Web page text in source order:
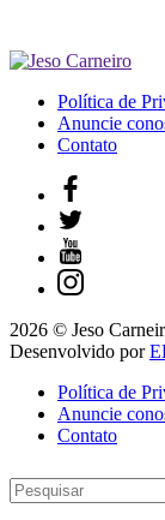
Política de
Anuncie
Contato
2026 © Jeso
Desenvolvido por
Política de
Anuncie
Contato